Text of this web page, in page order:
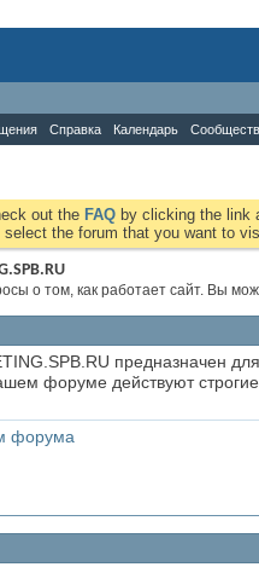
Справка Календарь
out the FAQ by clicking the link
the forum that you want to
о том, как работает сайт. Вы
предназначен
форуме действуют
форума